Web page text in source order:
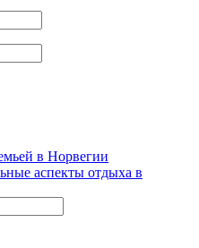
в Норвегии
аспекты отдыха в